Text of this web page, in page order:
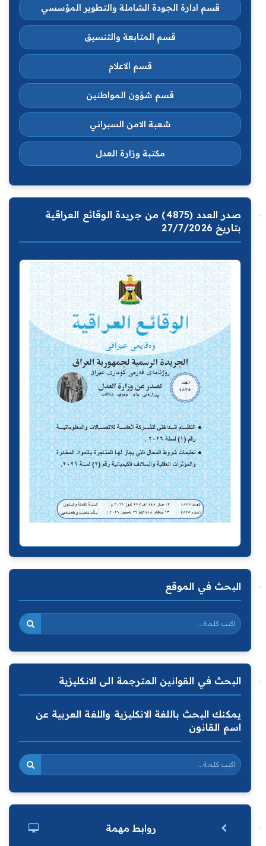
قسم ادارة الجودة الشاملة والتطوير المؤسسي
قسم المتابعة والتنسيق
قسم الاعلام
قسم شؤون المواطنين
شعبة الامن السبراني
مكتبة وزارة العدل
صدر العدد (4875) من جريدة الوقائع العراقية
بتاريخ 27/7/2026
البحث في الموقع
البحث في القوانين المترجمة الى الانكليزية
يمكنك البحث باللغة الانكليزية واللغة العربية عن
اسم القانون
روابط مهمة